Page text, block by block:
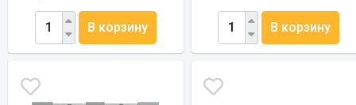
В корзину В корзину